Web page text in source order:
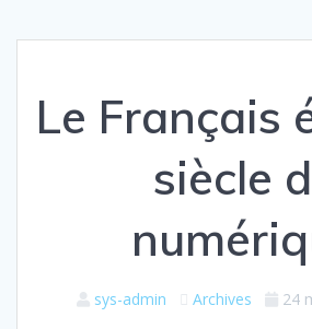
Le Français
siècle
sys-admin Archives 24